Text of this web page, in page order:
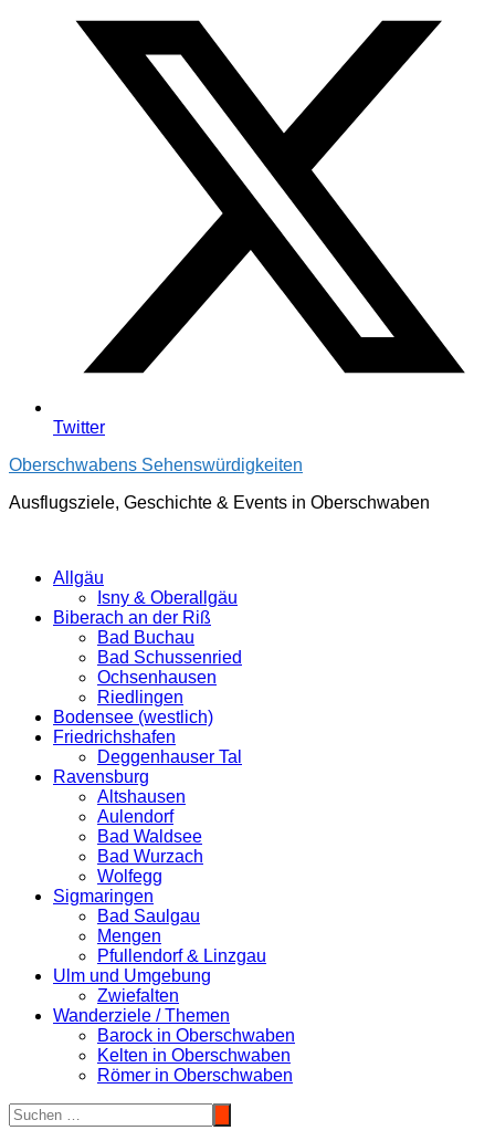
Twitter
Oberschwabens Sehenswürdigkeiten
Ausflugsziele, Geschichte & Events in Oberschwaben
Allgäu
Isny & Oberallgäu
Biberach an der Riß
Bad Buchau
Bad Schussenried
Ochsenhausen
Riedlingen
Bodensee (westlich)
Friedrichshafen
Deggenhauser Tal
Ravensburg
Altshausen
Aulendorf
Bad Waldsee
Bad Wurzach
Wolfegg
Sigmaringen
Bad Saulgau
Mengen
Pfullendorf & Linzgau
Ulm und Umgebung
Zwiefalten
Wanderziele / Themen
Barock in Oberschwaben
Kelten in Oberschwaben
Römer in Oberschwaben